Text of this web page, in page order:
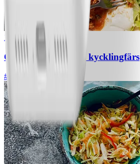
1
Chili con carne med kycklingfärs
#